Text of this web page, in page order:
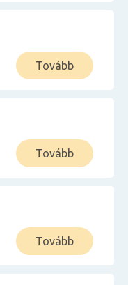
Tovább
Tovább
Tovább